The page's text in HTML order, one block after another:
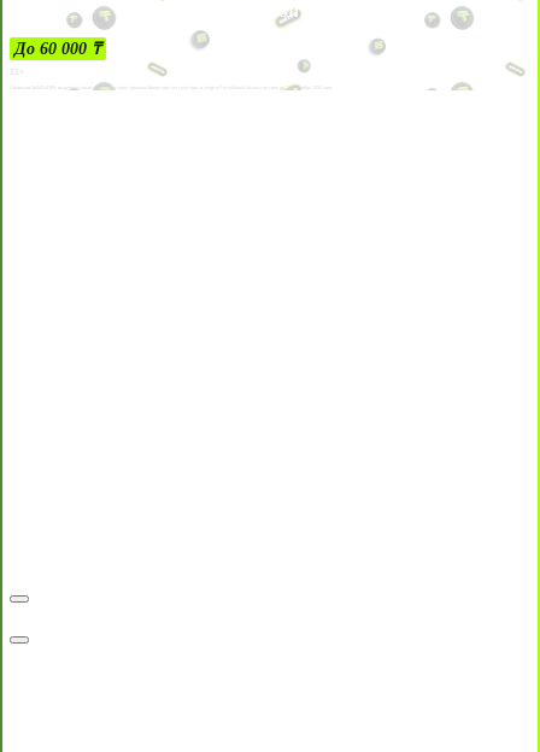
ЗА ДЕПОЗИТЫ
До 60 000 ₸
21+
Лицензии №24514359, выданной комитетом индустрии туризма Министерства культуры и спорта Республики Казахстан срок до 27 сентября 2034 года.